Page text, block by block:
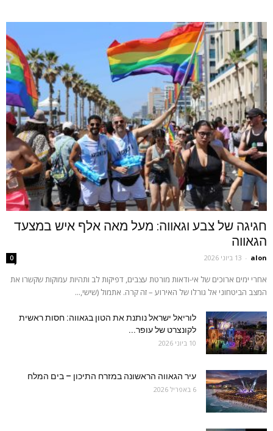
חגיגה של צבע וגאווה: מעל מאה אלף איש במצעד
הגאווה
alon
- 13 ביוני 2026 0
אחרי ימים ארוכים של אי-ודאות מורטת עצבים, דפיקות לב ותהיות עמוקות שקשרו את
המצב הביטחוני אל גורלו של האירוע – זה קרה. אתמול (שישי,...
לוריאל ישראל נותנת את הטון בגאווה: חסות ראשית
לקונצרט של עופר...
10 ביוני 2026
עיר הגאווה הראשונה במזרח התיכון – בים המלח
6 באפריל 2026